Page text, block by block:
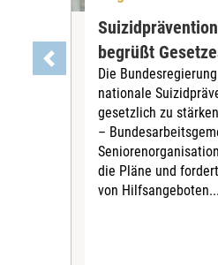
begrüßt
Die
nationale
gesetzlich zu
–
die Pläne und
von Hilfsangeboten...